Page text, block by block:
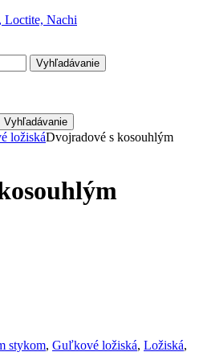
Vyhľadávanie
Vyhľadávanie
ložiskáDvojradové s kosouhlým
stykom, Guľkové ložiská, Ložiská,